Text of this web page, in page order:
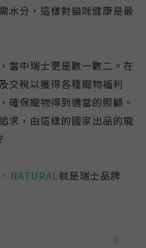
水分，這樣對貓咪健康是最
當中瑞士更是數一數二。在
交稅以獲得各種寵物福利
確保寵物得到適當的照顧。
求，由這樣的國家出品的寵
NATURAL就是瑞士品牌